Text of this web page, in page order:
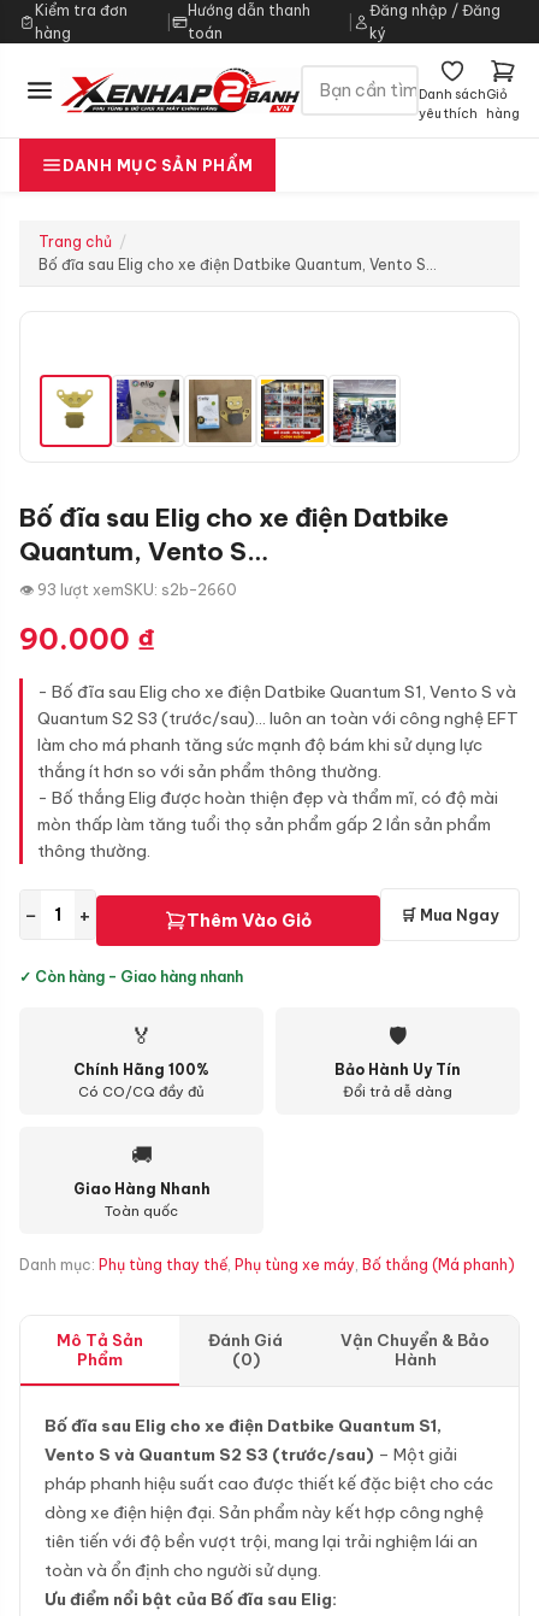
Kiểm tra đơn
hàng
|
Hướng dẫn thanh
toán
Đăng nhập / Đăng
ký
Danh sách
yêu thích
Giỏ
hàng
DANH MỤC SẢN PHẨM
Trang chủ
Bố đĩa sau Elig cho xe điện Datbike Quantum, Vento S…
Bố đĩa sau Elig cho xe điện Datbike
Quantum, Vento S…
👁 93 lượt xemSKU: s2b-2660
90.000 ₫
- Bố đĩa sau Elig cho xe điện Datbike Quantum S1, Vento S và
Quantum S2 S3 (trước/sau)... luôn an toàn với công nghệ EFT
làm cho má phanh tăng sức mạnh độ bám khi sử dụng lực
thắng ít hơn so với sản phẩm thông thường.
- Bố thắng Elig được hoàn thiện đẹp và thẩm mĩ, có độ mài
mòn thấp làm tăng tuổi thọ sản phẩm gấp 2 lần sản phẩm
thông thường.
− + Thêm Vào Giỏ 🛒 Mua Ngay
✓ Còn hàng - Giao hàng nhanh
🏅
Chính Hãng 100%
Có CO/CQ đầy đủ
🛡
Bảo Hành Uy Tín
Đổi trả dễ dàng
🚚
Giao Hàng Nhanh
Toàn quốc
Danh mục: Phụ tùng thay thế, Phụ tùng xe máy, Bố thắng (Má phanh)
Mô Tả Sản
Phẩm
Đánh Giá
(0)
Vận Chuyển & Bảo
Hành
Bố đĩa sau Elig cho xe điện Datbike Quantum S1,
Vento S và Quantum S2 S3 (trước/sau) – Một giải
pháp phanh hiệu suất cao được thiết kế đặc biệt cho các
dòng xe điện hiện đại. Sản phẩm này kết hợp công nghệ
tiên tiến với độ bền vượt trội, mang lại trải nghiệm lái an
toàn và ổn định cho người sử dụng.
Ưu điểm nổi bật của Bố đĩa sau Elig: